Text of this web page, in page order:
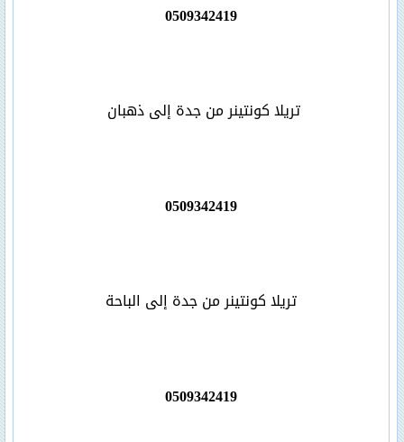
0509342419
تريلا كونتينر من جدة إلى ذهبان
0509342419
تريلا كونتينر من جدة إلى الباحة
0509342419